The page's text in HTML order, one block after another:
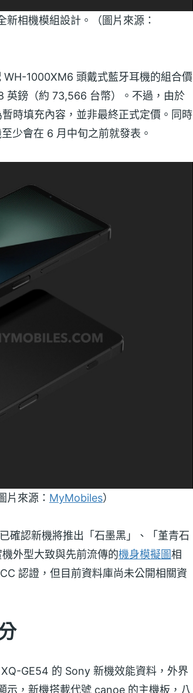
相機模組設計。（圖片來源：
1000XM6 頭戴式藍牙耳機的組合價
英鎊（約 73,566 台幣）。不過，由於
時填充內容，並非最終正式定價。同時
少會在 6 月中旬之前就發表。
來源： MyMobiles）
確認新機將推出「石墨黑」、「堇青石
外型大致與先前流傳的機身模擬圖相
認證，但目前資料庫尚未公開相關資
GE54 的 Sony 新機效能資料，外界
示，新機搭載代號 canoe 的主機板，八